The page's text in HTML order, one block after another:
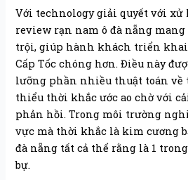
Với technology giải quyết với
review rạn nam ô đà nẵng mang
trội, giúp hành khách triển
Cấp Tốc chóng hơn. Điều này
lưỡng phần nhiều thuật toán về
thiểu thời khắc ước ao chờ với
phản hồi. Trong môi trường
vực mà thời khắc là kim cương
đà nẵng tất cả thể rằng là 1
bự.